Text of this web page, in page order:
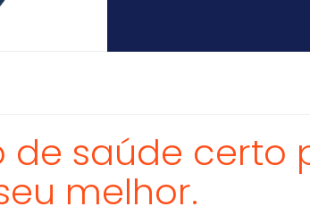
de saúde certo
melhor.